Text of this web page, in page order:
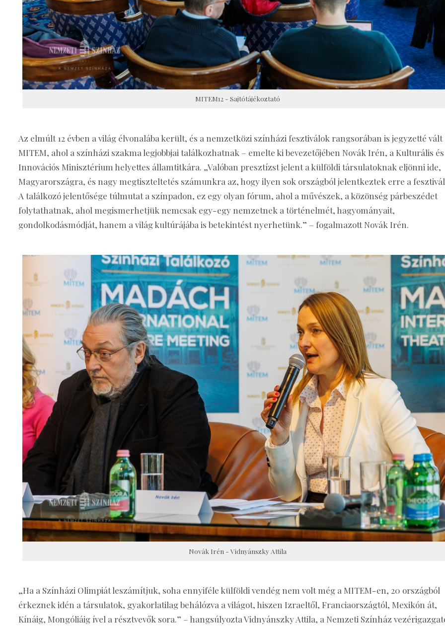
MITEM12 - Sajtótájékoztató
Az elmúlt 12 évben a világ élvonalába került, és a nemzetközi színházi fesztiválok rangsorában is jegyzetté vált
MITEM, ahol a színházi szakma legjobbjai találkozhatnak – emelte ki bevezetőjében Novák Irén, a Kulturális és
Innovációs Minisztérium helyettes államtitkára. „Valóban presztízst jelent a külföldi társulatoknak eljönni ide,
Magyarországra, és nagy megtiszteltetés számunkra az, hogy ilyen sok országból jelentkeztek erre a
A találkozó jelentősége túlmutat a színpadon, ez egy olyan fórum, ahol a művészek, a közönség párbeszédet
folytathatnak, ahol megismerhetjük nemcsak egy-egy nemzetnek a történelmét, hagyományait,
gondolkodásmódját, hanem a világ kultúrájába is betekintést nyerhetünk.” – fogalmazott Novák Irén.
Novák Irén - Vidnyánszky Attila
„Ha a Színházi Olimpiát leszámítjuk, soha ennyiféle külföldi vendég nem volt még a MITEM-en, 20 országból
érkeznek idén a társulatok, gyakorlatilag behálózva a világot, hiszen Izraeltől, Franciaországtól, Mexikón át,
Kínáig, Mongóliáig ível a résztvevők sora.” – hangsúlyozta Vidnyánszky Attila, a Nemzeti Színház